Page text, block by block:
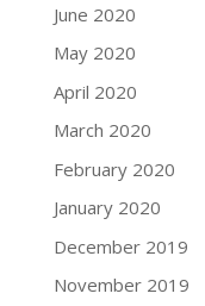
June 2020
May 2020
April 2020
March 2020
February 2020
January 2020
December 2019
November 2019